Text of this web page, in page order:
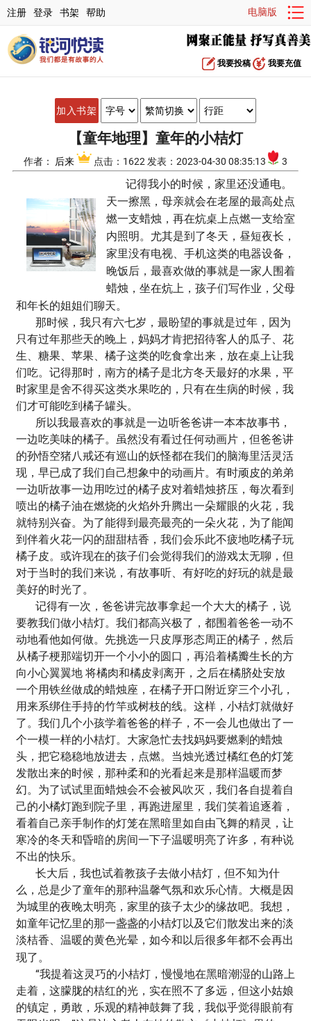
注册 登录 书架 帮助 电脑版
我要投稿 我要充值
加入书架
【童年地理】童年的小桔灯
作者： 后来 点击：1622 发表：2023-04-30 08:35:13 3
记得我小的时候，家里还没通电。
天一擦黑，母亲就会在老屋的最高处点
燃一支蜡烛，再在炕桌上点燃一支给室
内照明。尤其是到了冬天，昼短夜长，
家里没有电视、手机这类的电器设备，
晚饭后，最喜欢做的事就是一家人围着
蜡烛，坐在炕上，孩子们写作业，父母
和年长的姐姐们聊天。
那时候，我只有六七岁，最盼望的事就是过年，因为
只有过年那些天的晚上，妈妈才肯把招待客人的瓜子、花
生、糖果、苹果、橘子这类的吃食拿出来，放在桌上让我
们吃。记得那时，南方的橘子是北方冬天最好的水果，平
时家里是舍不得买这类水果吃的，只有在生病的时候，我
们才可能吃到橘子罐头。
所以我最喜欢的事就是一边听爸爸讲一本本故事书，
一边吃美味的橘子。虽然没有看过任何动画片，但爸爸讲
的孙悟空猪八戒还有巡山的妖怪都在我们的脑海里活灵活
现，早已成了我们自己想象中的动画片。有时顽皮的弟弟
一边听故事一边用吃过的橘子皮对着蜡烛挤压，每次看到
喷出的橘子油在燃烧的火焰外升腾出一朵耀眼的火花，我
就特别兴奋。为了能得到最亮最亮的一朵火花，为了能闻
到伴着火花一闪的甜甜桔香，我们会乐此不疲地吃橘子玩
橘子皮。或许现在的孩子们会觉得我们的游戏太无聊，但
对于当时的我们来说，有故事听、有好吃的好玩的就是最
美好的时光了。
记得有一次，爸爸讲完故事拿起一个大大的橘子，说
要教我们做小桔灯。我们都高兴极了，都围着爸爸一动不
动地看他如何做。先挑选一只皮厚形态周正的橘子，然后
从橘子梗那端切开一个小小的圆口，再沿着橘瓣生长的方
向小心翼翼地 将橘肉和橘皮剥离开，之后在橘脐处安放
一个用铁丝做成的蜡烛座，在橘子开口附近穿三个小孔，
用来系绑住手持的竹竿或树枝的线。这样，小桔灯就做好
了。我们几个小孩学着爸爸的样子，不一会儿也做出了一
个一模一样的小桔灯。大家急忙去找妈妈要燃剩的蜡烛
头，把它稳稳地放进去，点燃。当烛光透过橘红色的灯笼
发散出来的时候，那种柔和的光看起来是那样温暖而梦
幻。为了试试里面蜡烛会不会被风吹灭，我们各自提着自
己的小橘灯跑到院子里，再跑进屋里，我们笑着追逐着，
看着自己亲手制作的灯笼在黑暗里如自由飞舞的精灵，让
寒冷的冬天和昏暗的房间一下子温暖明亮了许多，有种说
不出的快乐。
长大后，我也试着教孩子去做小桔灯，但不知为什
么，总是少了童年的那种温馨气氛和欢乐心情。大概是因
为城里的夜晚太明亮，家里的孩子太少的缘故吧。我想，
如童年记忆里的那一盏盏的小桔灯以及它们散发出来的淡
淡桔香、温暖的黄色光晕，如今和以后很多年都不会再出
现了。
“我提着这灵巧的小桔灯，慢慢地在黑暗潮湿的山路上
走着，这朦胧的桔红的光，实在照不了多远，但这小姑娘
的镇定，勇敢，乐观的精神鼓舞了我，我似乎觉得眼前有